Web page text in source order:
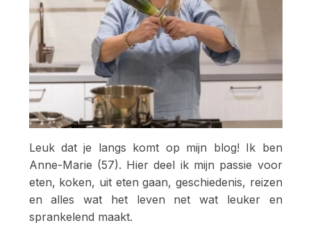
Leuk dat je langs komt op mijn blog! Ik ben
Anne-Marie (57). Hier deel ik mijn passie voor
eten, koken, uit eten gaan, geschiedenis, reizen
en alles wat het leven net wat leuker en
sprankelend maakt.